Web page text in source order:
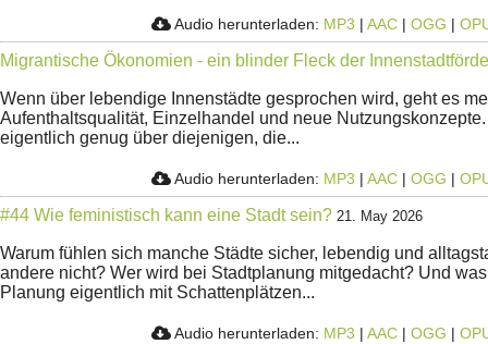
Audio herunterladen: MP3 | AAC | OGG |
Migrantische Ökonomien - ein blinder Fleck der
Wenn über lebendige Innenstädte gesprochen wird, geht es
Aufenthaltsqualität, Einzelhandel und neue
eigentlich genug über diejenigen, die...
Audio herunterladen: MP3 | AAC | OGG |
#44 Wie feministisch kann eine Stadt sein? 21. May 2026
Warum fühlen sich manche Städte sicher, lebendig und
andere nicht? Wer wird bei Stadtplanung mitgedacht? Und
Planung eigentlich mit Schattenplätzen...
Audio herunterladen: MP3 | AAC | OGG |